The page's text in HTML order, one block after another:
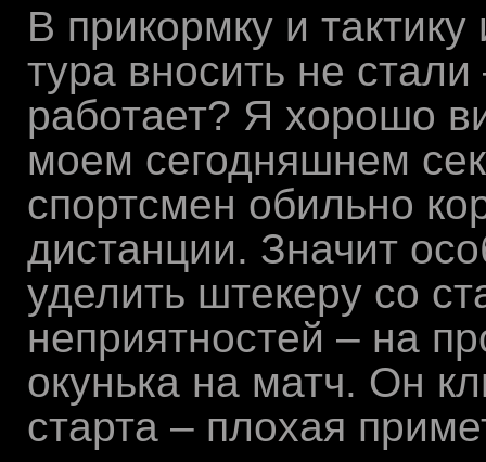
В прикормку и
тура вносить не
работает? Я хорошо
моем сегодняшнем
спортсмен обильно
дистанции. Значит
уделить штекеру со
неприятностей – на
окунька на матч. Он
старта – плохая